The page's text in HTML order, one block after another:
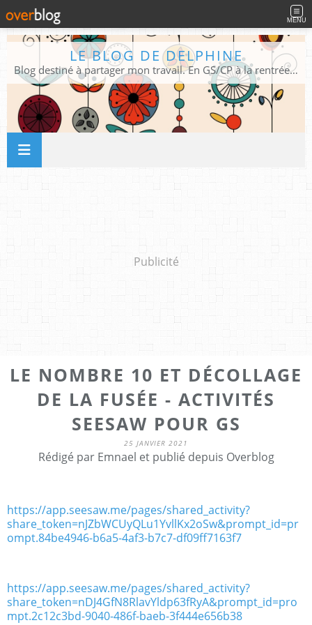
MENU
LE BLOG DE DELPHINE
Blog destiné à partager mon travail. En GS/CP à la rentrée 2026/2027 !
Publicité
LE NOMBRE 10 ET DÉCOLLAGE
DE LA FUSÉE - ACTIVITÉS
SEESAW POUR GS
25 JANVIER 2021
Rédigé par Emnael et publié depuis Overblog
https://app.seesaw.me/pages/shared_activity?
share_token=nJZbWCUyQLu1YvllKx2oSw&prompt_id=pr
ompt.84be4946-b6a5-4af3-b7c7-df09ff7163f7
https://app.seesaw.me/pages/shared_activity?
share_token=nDJ4GfN8RlavYldp63fRyA&prompt_id=pro
mpt.2c12c3bd-9040-486f-baeb-3f444e656b38